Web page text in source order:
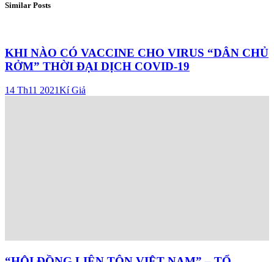
Similar Posts
KHI NÀO CÓ VACCINE CHO VIRUS “DÂN CHỦ
RỞM” THỜI ĐẠI DỊCH COVID-19
14 Th11 2021Kí Giả